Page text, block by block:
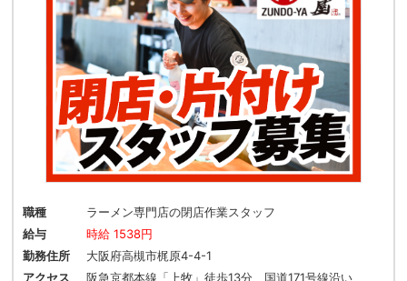
職種
ラーメン専門店の閉店作業スタッフ
給与
時給 1538円
勤務住所
大阪府高槻市梶原4-4-1
アクセス
阪急京都本線「上牧」徒歩13分 国道171号線沿い